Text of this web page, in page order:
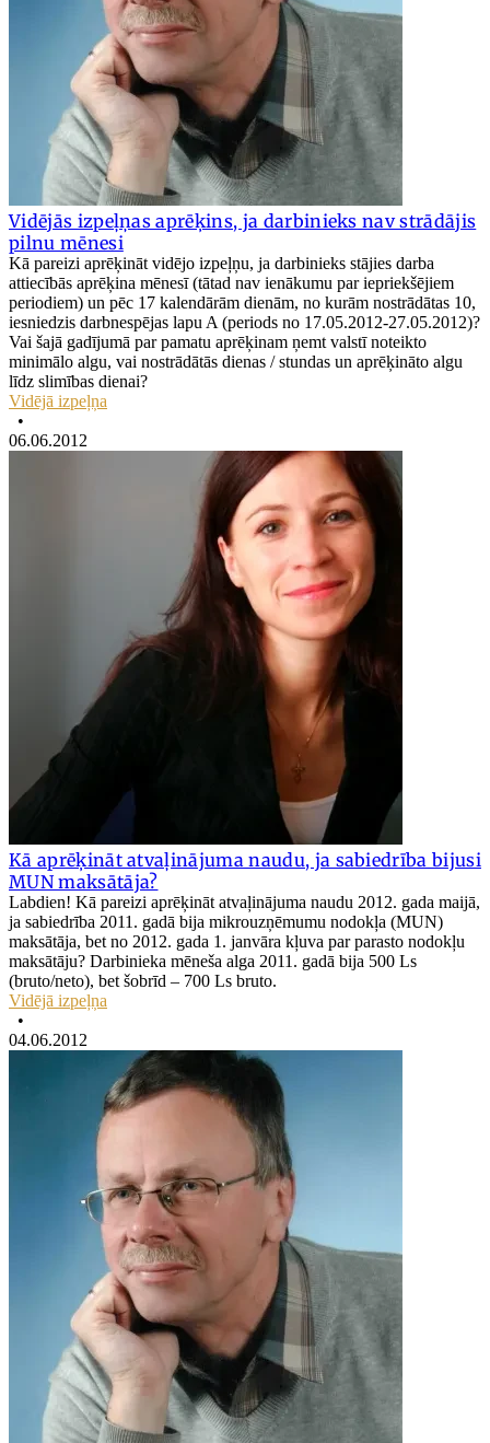
Vidējās izpeļņas aprēķins, ja darbinieks nav strādājis
pilnu mēnesi
Kā pareizi aprēķināt vidējo izpeļņu, ja darbinieks stājies darba
attiecībās aprēķina mēnesī (tātad nav ienākumu par iepriekšējiem
periodiem) un pēc 17 kalendārām dienām, no kurām nostrādātas 10,
iesniedzis darbnespējas lapu A (periods no 17.05.2012-27.05.2012)?
Vai šajā gadījumā par pamatu aprēķinam ņemt valstī noteikto
minimālo algu, vai nostrādātās dienas / stundas un aprēķināto algu
līdz slimības dienai?
Vidējā izpeļņa
•
06.06.2012
Kā aprēķināt atvaļinājuma naudu, ja sabiedrība bijusi
MUN maksātāja?
Labdien! Kā pareizi aprēķināt atvaļinājuma naudu 2012. gada maijā,
ja sabiedrība 2011. gadā bija mikrouzņēmumu nodokļa (MUN)
maksātāja, bet no 2012. gada 1. janvāra kļuva par parasto nodokļu
maksātāju? Darbinieka mēneša alga 2011. gadā bija 500 Ls
(bruto/neto), bet šobrīd – 700 Ls bruto.
Vidējā izpeļņa
•
04.06.2012